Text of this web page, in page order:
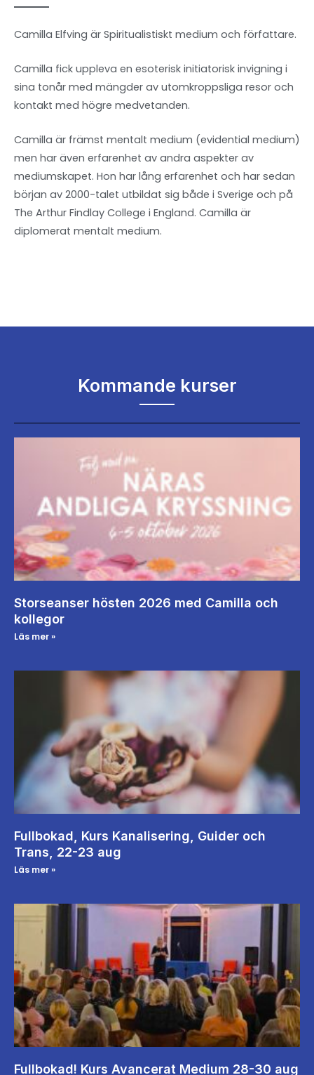
Camilla Elfving är Spiritualistiskt medium och författare.
Camilla fick uppleva en esoterisk initiatorisk invigning i
sina tonår med mängder av utomkroppsliga resor och
kontakt med högre medvetanden.
Camilla är främst mentalt medium (evidential medium)
men har även erfarenhet av andra aspekter av
mediumskapet. Hon har lång erfarenhet och har sedan
början av 2000-talet utbildat sig både i Sverige och på
The Arthur Findlay College i England. Camilla är
diplomerat mentalt medium.
Kommande kurser
Storseanser hösten 2026 med Camilla och
kollegor
Läs mer »
Fullbokad, Kurs Kanalisering, Guider och
Trans, 22-23 aug
Läs mer »
Fullbokad! Kurs Avancerat Medium 28-30 aug